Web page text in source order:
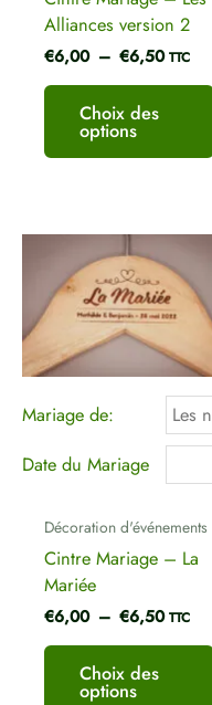
Alliances version 2
€6,00 – €6,50 TTC
Choix des
options
Mariage de:
Date du Mariage
Décoration d'événements
Cintre Mariage – La
Mariée
€6,00 – €6,50
Plage
de
prix :
€6,00
à
€6,50
TTC
Choix des
options